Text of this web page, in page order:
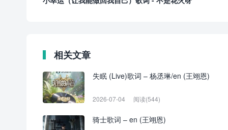
相关文章
失眠 (Live)歌词 – 杨丞琳/en (王翊恩)
2026-07-04 阅读(544)
骑士歌词 – en (王翊恩)